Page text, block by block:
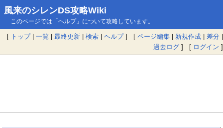
風来のシレンDS攻略Wiki
このページでは「ヘルプ」について攻略しています。
[ トップ| 一覧 | 最終更新 | 検索 | ヘルプ] [ ページ編集 | 新規作成 | 差分 |
過去ログ ] [ ログイン ]